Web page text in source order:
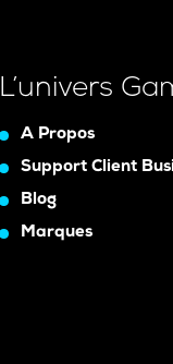
L’univers
A Propos
Support Client
Blog
Marques